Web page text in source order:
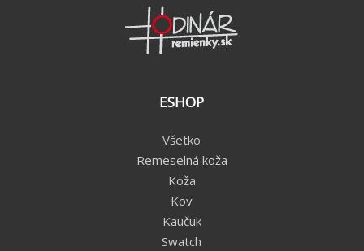
ESHOP
Všetko
Remeselná koža
Koža
Kov
Kaučuk
Swatch